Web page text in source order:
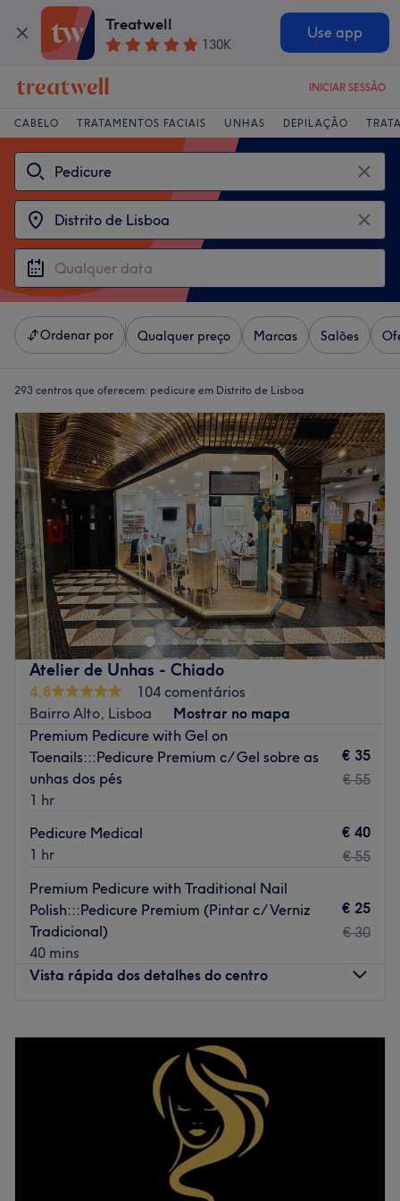
Treatwell
130K
Use app
INICIAR SESSÃO
CABELO TRATAMENTOS FACIAIS UNHAS DEPILAÇÃO
Ordenar por Qualquer preço Marcas Salões
293 centros que oferecem: pedicure em Distrito de Lisboa
Atelier de Unhas - Chiado
4,8
104 comentários
Bairro Alto, Lisboa
Mostrar no mapa
Premium Pedicure with Gel on
Toenails:::Pedicure Premium c/ Gel sobre as
unhas dos pés
1 hr
€ 35
€ 55
Pedicure Medical
1 hr
€ 40
€ 55
Premium Pedicure with Traditional Nail
Polish:::Pedicure Premium (Pintar c/ Verniz
Tradicional)
40 mins
€ 25
€ 30
Vista rápida dos detalhes do centro
Atelier de Unhas- Chiado